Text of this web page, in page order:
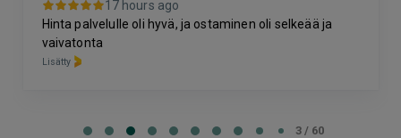
17 hours ago
Hinta palvelulle oli hyvä, ja ostaminen oli selkeää ja
vaivatonta
Lisätty
3 / 60